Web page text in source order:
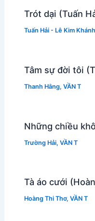
Trót dại (Tuấn
Tuấn Hải - Lê Kim Khánh
Tâm sự đời tôi
Thanh Hằng, VẦN T
Những chiều
Trường Hải, VẦN T
Tà áo cưới
Hoàng Thi Thơ, VẦN T